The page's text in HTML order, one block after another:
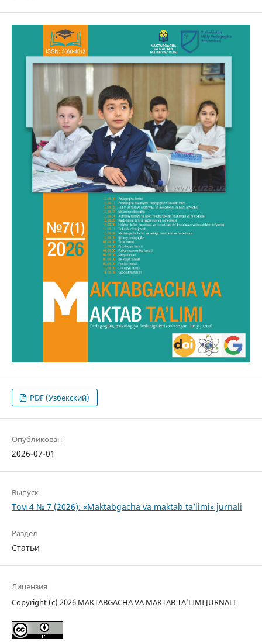
PDF (Узбекский)
Опубликован
2026-07-01
Выпуск
Том 4 № 7 (2026): «Maktabgacha va maktab ta’limi» jurnali
Раздел
Статьи
Лицензия
Copyright (c) 2026 MAKTABGACHA VA MAKTAB TA’LIMI JURNALI